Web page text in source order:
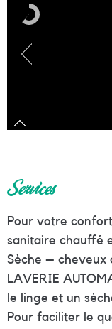
Services
Pour votre
sanitaire chauffé
Sèche – cheveux
LAVERIE
le linge et un
Pour faciliter le